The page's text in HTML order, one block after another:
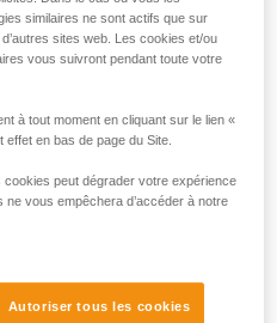
similaires ne sont actifs que sur
sites web. Les cookies et/ou
vous suivront pendant toute votre
à tout moment en cliquant sur le lien «
en bas de page du Site.
peut dégrader votre expérience
vous empêchera d’accéder à notre
Autoriser tous les cookies